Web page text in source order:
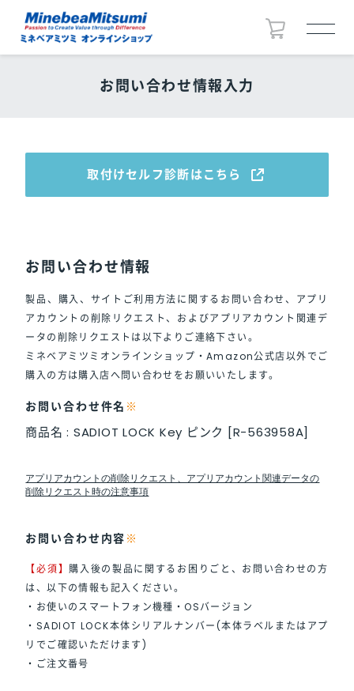
お問い合わせ情報入力
取付けセルフ診断はこちら
お問い合わせ情報
製品、購入、サイトご利用方法に関するお問い合わせ、アプリ
アカウントの削除リクエスト、およびアプリアカウント関連デ
ータの削除リクエストは以下よりご連絡下さい。
ミネベアミツミオンラインショップ・Amazon公式店以外でご
購入の方は購入店へ問い合わせをお願いいたします。
お問い合わせ件名 ※
商品名 : SADIOT LOCK Key ピンク [R-563958A]
アプリアカウントの削除リクエスト、アプリアカウント関連データの
削除リクエスト時の注意事項
お問い合わせ内容 ※
【必須】 購入後の製品に関するお困りごと、お問い合わせの方
は、以下の情報も記入ください。
・お使いのスマートフォン機種・OSバージョン
・SADIOT LOCK本体シリアルナンバー(本体ラベルまたはアプ
リでご確認いただけます)
・ご注文番号